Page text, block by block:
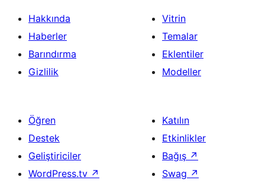
Hakkında
Haberler
Barındırma
Gizlilik
Vitrin
Temalar
Eklentiler
Modeller
Öğren
Destek
Geliştiriciler
WordPress.tv ↗
Katılın
Etkinlikler
Bağış ↗
Swag ↗